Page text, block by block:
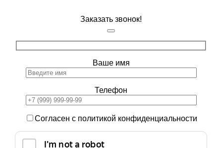
Заказать звонок!
Ваше имя
Телефон
Согласен с политикой конфиденциальности